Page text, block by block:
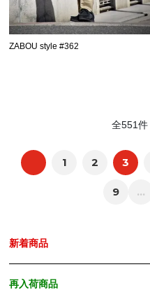
ZABOU style #362
全551件
1 2 3
9 ...
新着商品
再入荷商品